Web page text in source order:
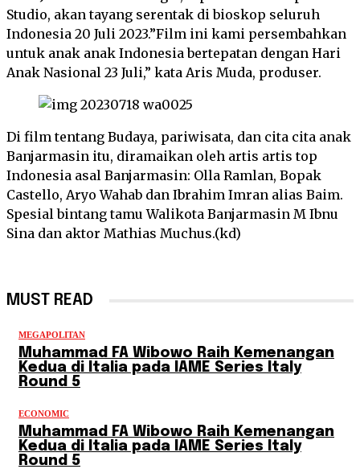
Studio, akan tayang serentak di bioskop seluruh
Indonesia 20 Juli 2023.”Film ini kami persembahkan
untuk anak anak Indonesia bertepatan dengan Hari
Anak Nasional 23 Juli,” kata Aris Muda, produser.
Di film tentang Budaya, pariwisata, dan cita cita anak
Banjarmasin itu, diramaikan oleh artis artis top
Indonesia asal Banjarmasin: Olla Ramlan, Bopak
Castello, Aryo Wahab dan Ibrahim Imran alias Baim.
Spesial bintang tamu Walikota Banjarmasin M Ibnu
Sina dan aktor Mathias Muchus.(kd)
MUST READ
MEGAPOLITAN
Muhammad FA Wibowo Raih Kemenangan
Kedua di Italia pada IAME Series Italy
Round 5
ECONOMIC
Muhammad FA Wibowo Raih Kemenangan
Kedua di Italia pada IAME Series Italy
Round 5